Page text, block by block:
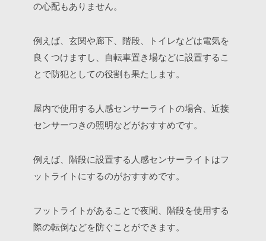
の心配もありません。
例えば、玄関や廊下、階段、トイレなどは電気を
良くつけますし、自転車置き場などに設置するこ
とで防犯としての役割も果たします。
屋内で使用する人感センサーライトの場合、近接
センサーつきの照明などがおすすめです。
例えば、階段に設置する人感センサーライトはフ
ットライトにするのがおすすめです。
フットライトがあることで夜間、階段を使用する
際の転倒などを防ぐことができます。